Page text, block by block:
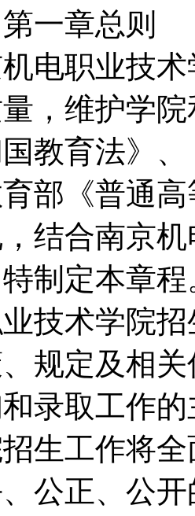
章总则
电职业技
，维护学
教育法》
部《普通
结合南京
特制定本章
技术学院
规定及相
和录取工作
生工作将
公正、公